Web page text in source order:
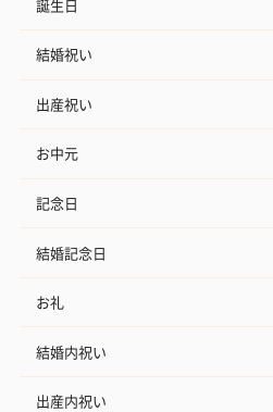
誕生日
結婚祝い
出産祝い
お中元
記念日
結婚記念日
お礼
結婚内祝い
出産内祝い